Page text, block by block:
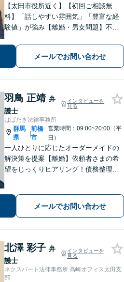
【太田市役所近く】【初回ご相談無
料】「話しやすい雰囲気」「豊富な経
験値」が強み【離婚・男女問題】不
せください【相続遺言】穏便な解決を
心がけています。交通事故、刑事事
件、医療問題などにも対応【休日の対
応可】
メールでお問い合わせ
羽鳥 正靖 弁
護士
インタビューを
見る
はばたき法律事務所
群馬
県
|
前橋
市
営業時間：09:00~20:00（平
日）
一人ひとりに応じたオーダーメイドの
解決策を提案【離婚】依頼者さまの希
望をじっくりヒアリング！債務整理の
続】まずはお気軽にご相談ください
【初回面談無料】【群馬総社駅・車15
メールでお問い合わせ
北澤 彩子 弁
護士
インタビューを
見る
ネクスパート法律事務所 高崎オフィス太田支
部